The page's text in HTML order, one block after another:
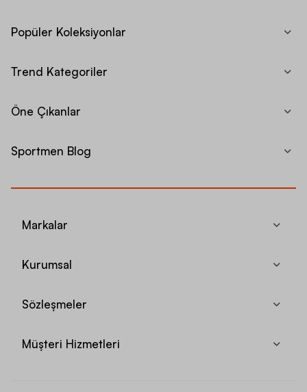
Popüler Koleksiyonlar
Trend Kategoriler
Öne Çıkanlar
Sportmen Blog
Markalar
Kurumsal
Sözleşmeler
Müşteri Hizmetleri